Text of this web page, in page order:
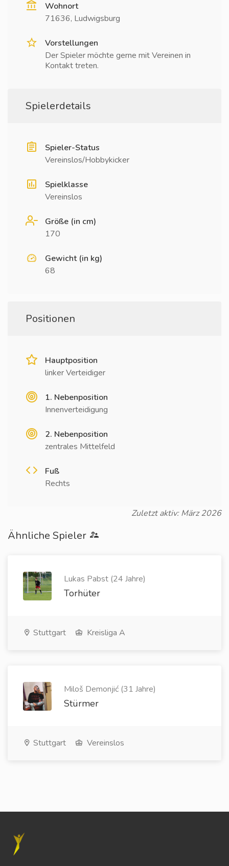
Wohnort
71636, Ludwigsburg
Vorstellungen
Der Spieler möchte gerne mit Vereinen in
Kontakt treten.
Spielerdetails
Spieler-Status
Vereinslos/Hobbykicker
Spielklasse
Vereinslos
Größe (in cm)
170
Gewicht (in kg)
68
Positionen
Hauptposition
linker Verteidiger
1. Nebenposition
Innenverteidigung
2. Nebenposition
zentrales Mittelfeld
Fuß
Rechts
Zuletzt aktiv: März 2026
Ähnliche Spieler
Lukas Pabst (24 Jahre)
Torhüter
Stuttgart Kreisliga A
Miloš Demonjić (31 Jahre)
Stürmer
Stuttgart Vereinslos